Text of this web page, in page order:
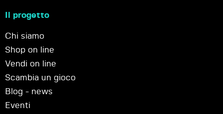
Il progetto
Chi siamo
Shop on line
Vendi on line
Scambia un gioco
Blog - news
Eventi